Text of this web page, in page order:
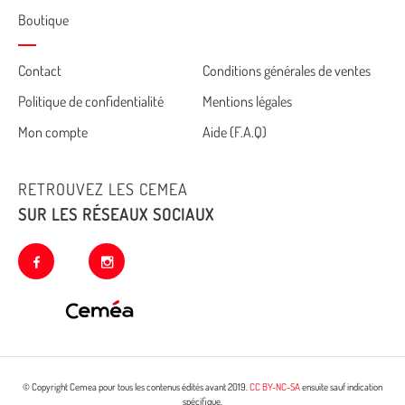
Boutique
Cemea
footer
Contact
Conditions générales de ventes
Politique de confidentialité
Mentions légales
Mon compte
Aide (F.A.Q)
RETROUVEZ LES CEMEA
SUR LES RÉSEAUX SOCIAUX
facebook instagram
© Copyright Cemea pour tous les contenus édités avant 2019.CC BY-NC-SAensuite sauf indication
spécifique.